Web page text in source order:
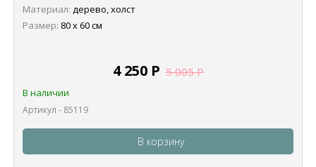
Материал: дерево, холст
Размер: 80 х 60 см
4 250 Р 5 005Р
В наличии
Артикул - 85119
В корзину